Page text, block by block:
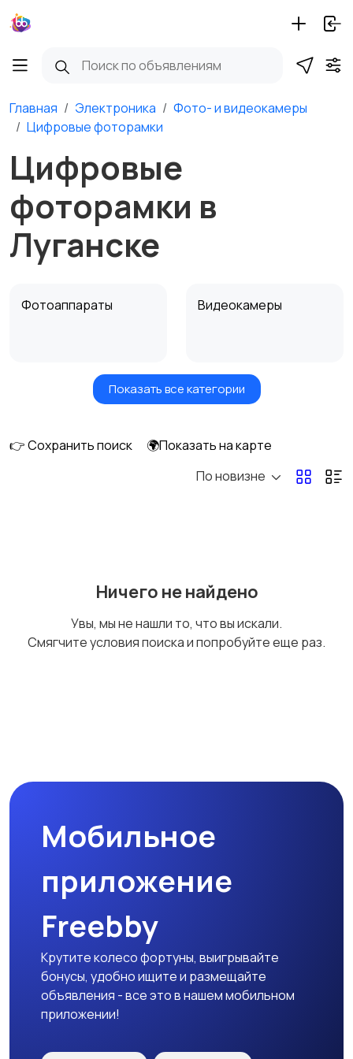
Главная Электроника
Фото- и видеокамеры
Цифровые фоторамки
Цифровые
фоторамки в
Луганске
Фотоаппараты Видеокамеры
Видеонаблюдение Объективы
Аксессуары
стабилизаторы
оборудование
Показать все категории
👉 Сохранить поиск
🌍Показать на карте
По новизне
Ничего не найдено
Увы, мы не нашли то, что вы искали.
Смягчите условия поиска и попробуйте еще раз.
Мобильное
приложение
Freebby
Крутите колесо фортуны, выигрывайте
бонусы, удобно ищите и размещайте
объявления - все это в нашем мобильном
приложении!